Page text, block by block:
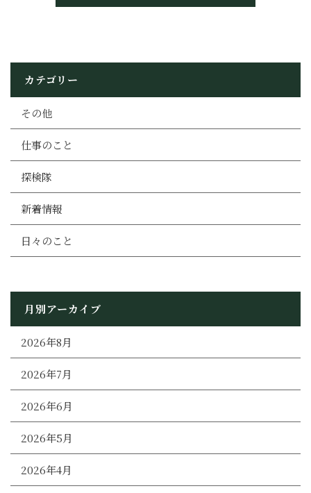
カテゴリー
その他
仕事のこと
探検隊
新着情報
日々のこと
月別アーカイブ
2026年8月
2026年7月
2026年6月
2026年5月
2026年4月